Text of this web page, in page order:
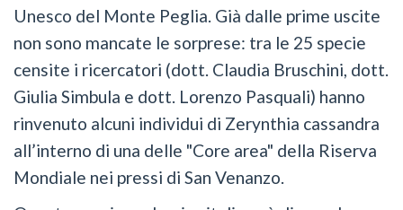
Unesco del Monte Peglia. Già dalle prime uscite
non sono mancate le sorprese: tra le 25 specie
censite i ricercatori (dott. Claudia Bruschini, dott.
Giulia Simbula e dott. Lorenzo Pasquali) hanno
rinvenuto alcuni individui di Zerynthia cassandra
all’interno di una delle "Core area" della Riserva
Mondiale nei pressi di San Venanzo.